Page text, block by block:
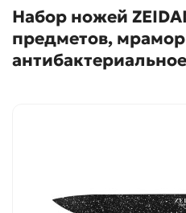
Набор ножей
предметов,